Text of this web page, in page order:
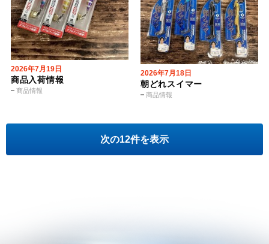
2026年7月19日
商品情報
商品入荷情報
2026年7月18日
商品情報
朝どれスイマー
次の12件を表示